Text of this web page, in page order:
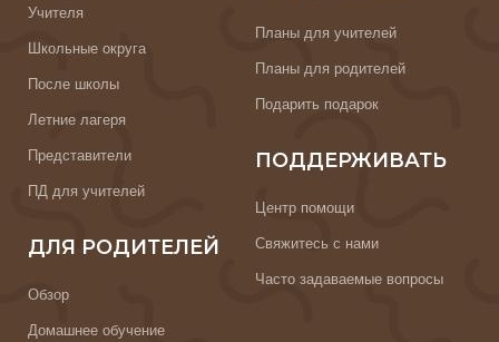
Учителя
Школьные округа
После школы
Летние лагеря
Представители
ПД для учителей
ДЛЯ РОДИТЕЛЕЙ
Обзор
Домашнее обучение
Планы для учителей
Планы для родителей
Подарить подарок
ПОДДЕРЖИВАТЬ
Центр помощи
Свяжитесь с нами
Часто задаваемые вопросы